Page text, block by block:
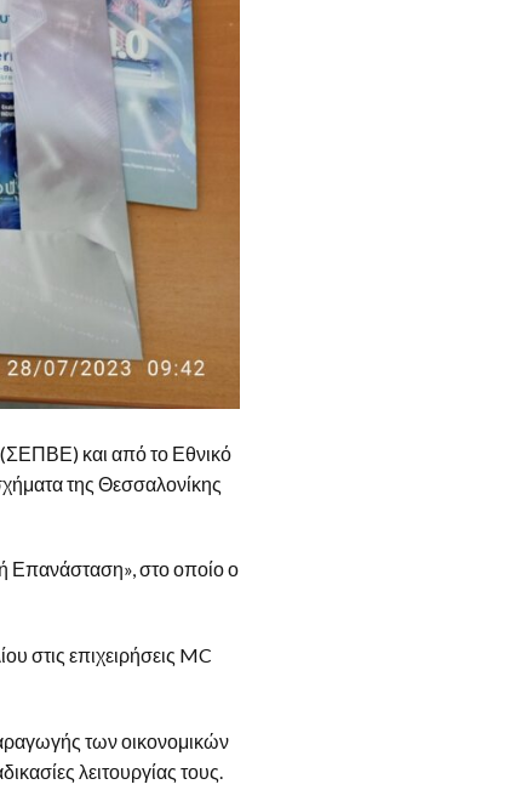
και από το Εθνικό
της Θεσσαλονίκης
Επανάσταση», στο οποίο ο
στις επιχειρήσεις MC
των οικονομικών
λειτουργίας τους.